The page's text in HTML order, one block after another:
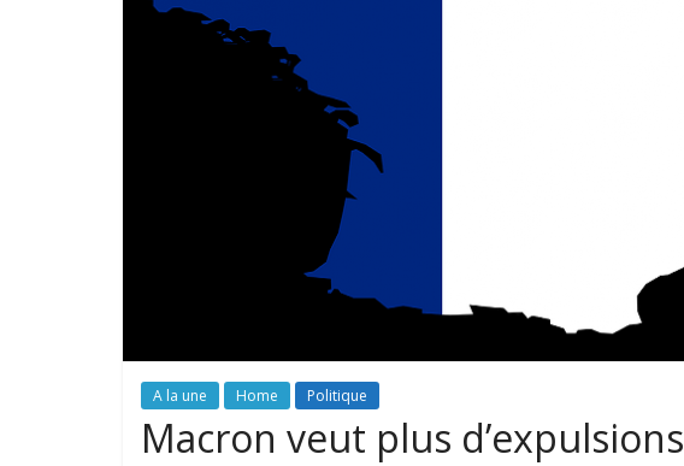
A la une Home Politique
Macron veut plus d’expulsions